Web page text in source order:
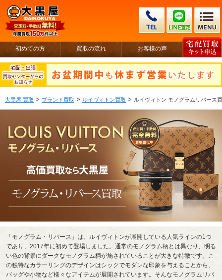
初めての方 買取の流れ お客様の声
大黒屋 買取 > ブランド買取 > ルイヴィトン買取 > ルイヴィトン モノグラムリバース
「モノグラム・リバース」は、ルイヴィトンが展開している人気ラインの1つ
であり、2017年に初めて登場しました。通常のモノグラム柄とは異なり、明る
い色の背景にダークなモノグラム柄が施されていることが大きな特徴です。こ
の独特なカラーリングのデザインはシックでモダンな印象を与えることから、
バッグや小物など様々なアイテムが展開されています。そんなモノグラムリバ